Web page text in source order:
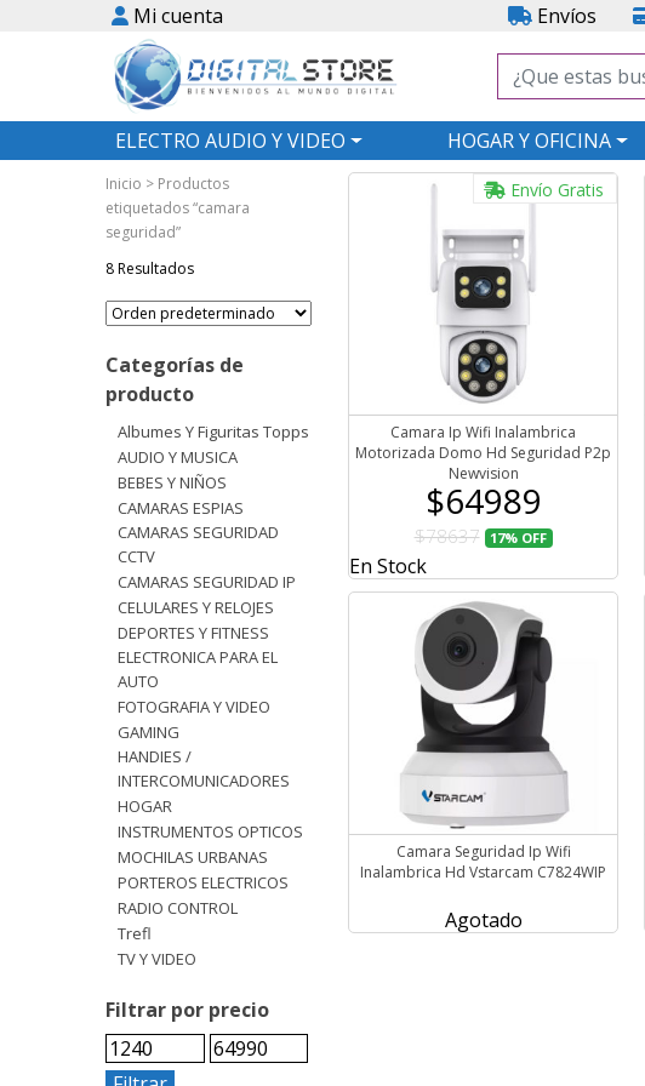
Mi cuenta Envíos
ELECTRO AUDIO Y VIDEO HOGAR Y OFICINA
Inicio > Productos
etiquetados “camara
seguridad”
8 Resultados
Categorías de
producto
Albumes Y Figuritas Topps
AUDIO Y MUSICA
BEBES Y NIÑOS
CAMARAS ESPIAS
CAMARAS SEGURIDAD
CCTV
CAMARAS SEGURIDAD IP
CELULARES Y RELOJES
DEPORTES Y FITNESS
ELECTRONICA PARA EL
AUTO
FOTOGRAFIA Y VIDEO
GAMING
HANDIES /
INTERCOMUNICADORES
HOGAR
INSTRUMENTOS OPTICOS
MOCHILAS URBANAS
PORTEROS ELECTRICOS
RADIO CONTROL
Trefl
TV Y VIDEO
Filtrar por precio
Camara Ip Wifi Inalambrica
Motorizada Domo Hd Seguridad P2p
Newvision
Envío Gratis
$64989
$78637 17% OFF
En Stock
Camara Seguridad Ip Wifi
Inalambrica Hd Vstarcam C7824WIP
Agotado